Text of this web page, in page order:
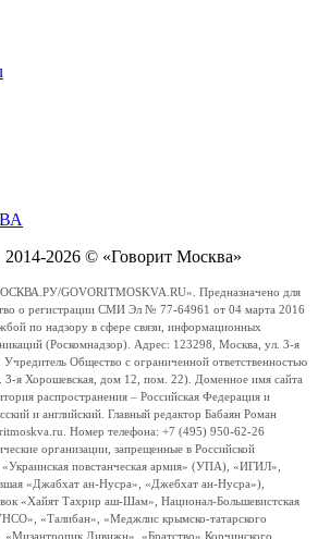
2026 © «Говорит Москва»
GOVORITMOSKVA.RU». Предназначено для
о регистрации СМИ Эл № 77-64961 от 04 марта 2016
по надзору в сфере связи, информационных
(Роскомнадзор). Адрес: 123298, Москва, ул. 3-я
Общество с ограниченной ответственностью
я Хорошевская, дом 12, пом. 22). Доменное имя сайта
распространения – Российская Федерация и
и английский. Главный редактор Бабаян Роман
Номер телефона: +7 (495) 950-62-26
организации, запрещенные в Российской
повстанческая армия» (УПА), «ИГИЛ»,
«Джабхат ан-Нусра», «Джебхат ан-Нусра»),
«Хайят Тахрир аш-Шам», Национал-Большевистская
«Талибан», «Меджлис крымско-татарского
Дивижн», «Братство» Корчинского,